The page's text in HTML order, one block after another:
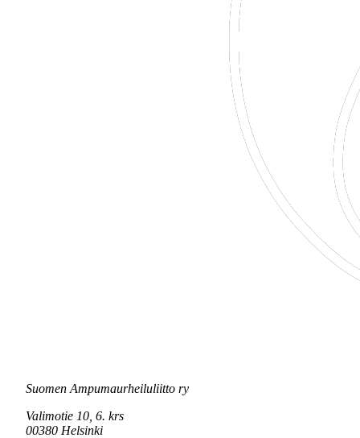
Suomen Ampumaurheiluliitto ry
Valimotie 10, 6. krs
00380 Helsinki